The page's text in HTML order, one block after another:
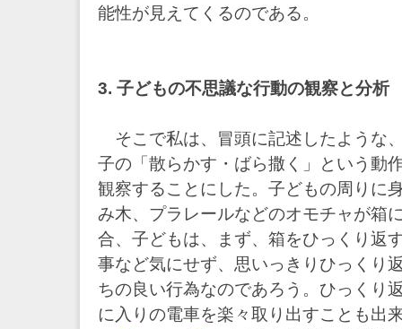
能性が見えてくるのである。
3. 子どもの不思議な行動の観察と分析
そこで私は、冒頭に記述したような
子の「散らかす・ばら撒く」という動
観察することにした。子どもの周りに
み木、プラレールなどのオモチャが箱
合、子どもは、まず、箱をひっくり返
事など気にせず、思いっきりひっくり
ちの良い行為なのであろう。ひっくり
に入りの電車を楽々取り出すことも出